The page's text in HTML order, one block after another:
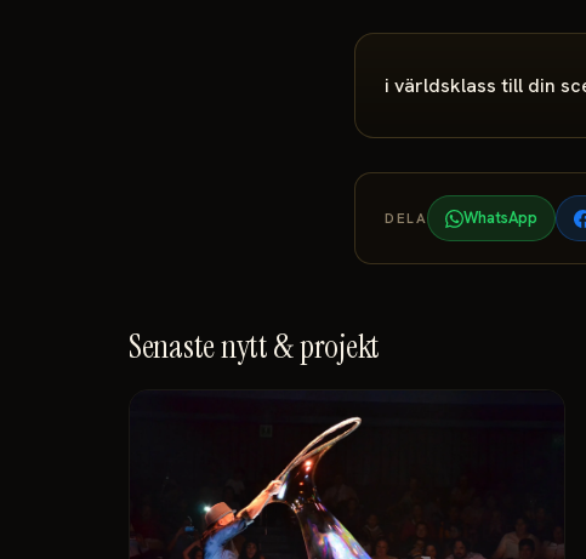
i världsklass till din
DELA WhatsApp
Senaste nytt & projekt